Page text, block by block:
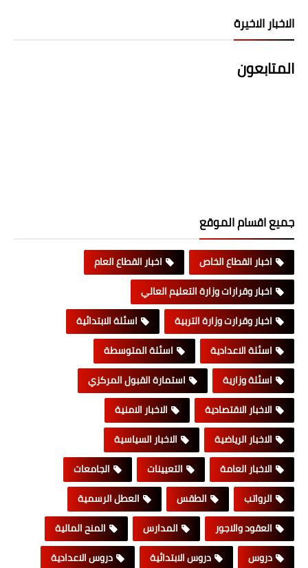
الاخبار الاخيرة
المتابعون
جميع اقسام الموقع
اخبار القطاع الخاص
اخبار القطاع العام
اخبار وقرارات وزارة التعليم العالي
اخبار وقرارت وزارة التربية
اسئلة الابتدائية
اسئلة الاعدادية
اسئلة المتوسطة
اسئلة وزارية
استمارة القبول المركزي
الاخبار الاقتصادية
الاخبار الامنية
الاخبار الرياضية
الاخبار السياسية
الاخبار العامة
التعيينات
الجامعات
الرواتب
الطقس
العطل الرسمية
العقود والاجور
المدارس
المنح المالية
دروس
دروس الابتدائية
دروس الاعدادية